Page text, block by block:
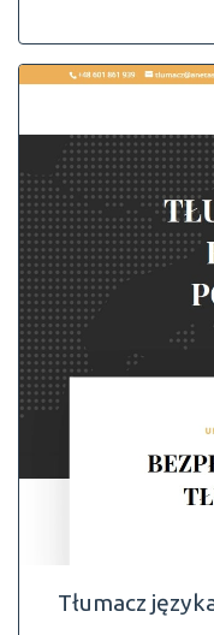
Tłumacz